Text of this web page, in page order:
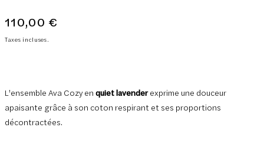
Prix
normal
110,00 €
Taxes incluses.
L'ensemble Ava Cozy en quiet lavenderexprime une douceur
apaisante grâce à son coton respirant et ses proportions
décontractées.